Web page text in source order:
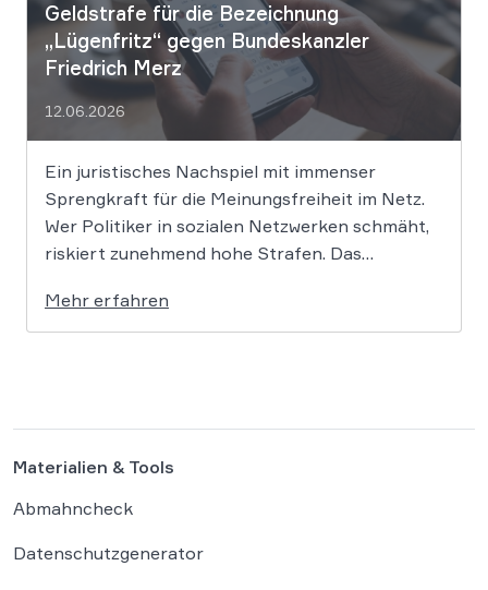
Geldstrafe für die Bezeichnung
„Lügenfritz“ gegen Bundeskanzler
Friedrich Merz
12.06.2026
Ein juristisches Nachspiel mit immenser
Sprengkraft für die Meinungsfreiheit im Netz.
Wer Politiker in sozialen Netzwerken schmäht,
riskiert zunehmend hohe Strafen. Das
Facebook-Nutzer eine empfindliche Geldstrafe
verhängt, weil dieser den Bundeskanzler als
Mehr erfahren
Materialien & Tools
Abmahncheck
Datenschutzgenerator